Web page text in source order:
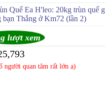
Quế Ea H'leo: 20kg trùn quế
bạn Thắng ở Km72 (lần 2)
lượt xem
người quan tâm rất lớn ạ)